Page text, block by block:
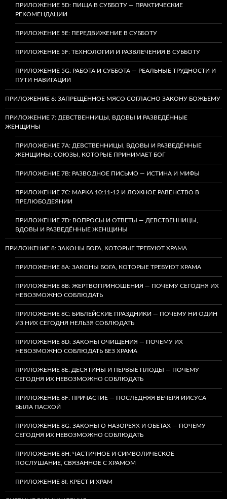
ПРИЛОЖЕНИЕ 5D: ПИЩА В СУББОТУ — ПРАКТИЧЕСКИЕ
РЕКОМЕНДАЦИИ
ПРИЛОЖЕНИЕ 5E: ПЕРЕДВИЖЕНИЕ В СУББОТУ
ПРИЛОЖЕНИЕ 5F: ТЕХНОЛОГИИ И РАЗВЛЕЧЕНИЯ В СУББОТУ
ПРИЛОЖЕНИЕ 5G: РАБОТА И СУББОТА — РЕАЛЬНЫЕ ТРУДНОСТИ И
ПУТИ НАВИГАЦИИ
ПРИЛОЖЕНИЕ 6: ЗАПРЕЩЁННОЕ МЯСО СОГЛАСНО ЗАКОНУ БОЖЬЕМУ
ПРИЛОЖЕНИЕ 7: ДЕВСТВЕННИЦЫ, ВДОВЫ И РАЗВЕДЁННЫЕ
ЖЕНЩИНЫ
ПРИЛОЖЕНИЕ 7А: ДЕВСТВЕННИЦЫ, ВДОВЫ И РАЗВЕДЁННЫЕ
ЖЕНЩИНЫ: СОЮЗЫ, КОТОРЫЕ ПРИНИМАЕТ БОГ
ПРИЛОЖЕНИЕ 7B: РАЗВОДНОЕ ПИСЬМО — ИСТИНА И МИФЫ
ПРИЛОЖЕНИЕ 7C: МАРКА 10:11-12 И ЛОЖНОЕ РАВЕНСТВО В
ПРЕЛЮБОДЕЯНИИ
ПРИЛОЖЕНИЕ 7D: ВОПРОСЫ И ОТВЕТЫ — ДЕВСТВЕННИЦЫ,
ВДОВЫ И РАЗВЕДЁННЫЕ ЖЕНЩИНЫ
ПРИЛОЖЕНИЕ 8: ЗАКОНЫ БОГА, КОТОРЫЕ ТРЕБУЮТ ХРАМА
ПРИЛОЖЕНИЕ 8A: ЗАКОНЫ БОГА, КОТОРЫЕ ТРЕБУЮТ ХРАМА
ПРИЛОЖЕНИЕ 8B: ЖЕРТВОПРИНОШЕНИЯ — ПОЧЕМУ СЕГОДНЯ ИХ
НЕВОЗМОЖНО СОБЛЮДАТЬ
ПРИЛОЖЕНИЕ 8C: БИБЛЕЙСКИЕ ПРАЗДНИКИ — ПОЧЕМУ НИ ОДИН
ИЗ НИХ СЕГОДНЯ НЕЛЬЗЯ СОБЛЮДАТЬ
ПРИЛОЖЕНИЕ 8D: ЗАКОНЫ ОЧИЩЕНИЯ — ПОЧЕМУ ИХ
НЕВОЗМОЖНО СОБЛЮДАТЬ БЕЗ ХРАМА
ПРИЛОЖЕНИЕ 8E: ДЕСЯТИНЫ И ПЕРВЫЕ ПЛОДЫ — ПОЧЕМУ
СЕГОДНЯ ИХ НЕВОЗМОЖНО СОБЛЮДАТЬ
ПРИЛОЖЕНИЕ 8F: ПРИЧАСТИЕ — ПОСЛЕДНЯЯ ВЕЧЕРЯ ИИСУСА
БЫЛА ПАСХОЙ
ПРИЛОЖЕНИЕ 8G: ЗАКОНЫ О НАЗОРЕЯХ И ОБЕТАХ — ПОЧЕМУ
СЕГОДНЯ ИХ НЕВОЗМОЖНО СОБЛЮДАТЬ
ПРИЛОЖЕНИЕ 8H: ЧАСТИЧНОЕ И СИМВОЛИЧЕСКОЕ
ПОСЛУШАНИЕ, СВЯЗАННОЕ С ХРАМОМ
ПРИЛОЖЕНИЕ 8I: КРЕСТ И ХРАМ